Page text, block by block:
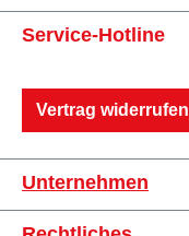
Service-Hotline
Vertrag widerrufen
Unternehmen